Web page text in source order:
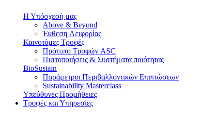
Η Υπόσχεσή μας
Above & Beyond
Έκθεση Αειφορίας
Καινοτόμες Τροφές
Πρότυπο Τροφών ASC
Πιστοποιήσεις & Συστήματα ποιότητας
BioSustain
Παράμετροι Περιβαλλοντικών Επιπτώσεων
Sustainability Masterclass
Υπεύθυνες Προμήθειες
Τροφές και Υπηρεσίες